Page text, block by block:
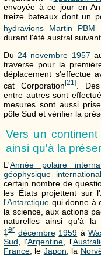
envoyée à ce jour en
treize bateaux dont un
hydravions
Martin PBM
durant l'été austral
Du24 novembre 1957
traverse pour la
déplacement s'effectue
cat Corporation[21] .
entre autres sont
mesures sont aussi
pôle Sud et vérifier la
Vers un
ainsi qu'à la
L'Année polaire
géophysique
certain nombre de
les États projettent sur
l'Antarctique qui donne à
la science, aux actions
naturelles ainsi qu'à
1er décembre 1959 à
Sud, l'Argentine, l'
France, le Japon, la